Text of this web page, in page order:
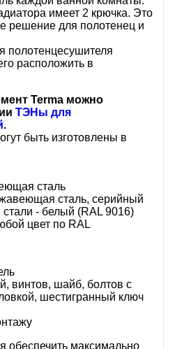
имеет 2 крючка. Это
решение для полотенец и
полотенцесушителя
расположить в
Terma можно
ТЭНы для
.
быть изготовлены в
сталь
сталь, серийный
- белый (RAL 9016)
цвет по RAL
винтов, шайб, болтов с
шестигранный ключ
обеспечить максимально